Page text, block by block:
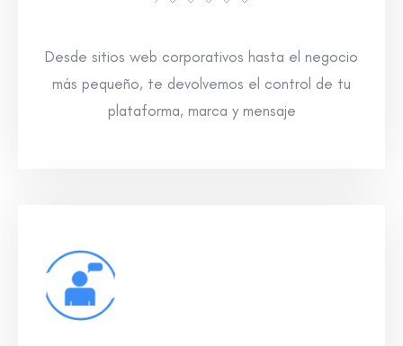
Desde sitios web corporativos hasta el negocio
más pequeño, te devolvemos el control de tu
plataforma, marca y mensaje